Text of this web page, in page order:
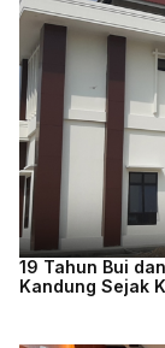
19 Tahun Bui
Kandung Sejak